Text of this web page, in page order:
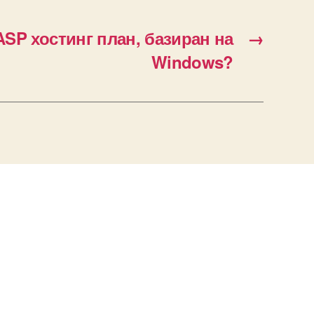
→
хостинг план, базиран на
Windows?